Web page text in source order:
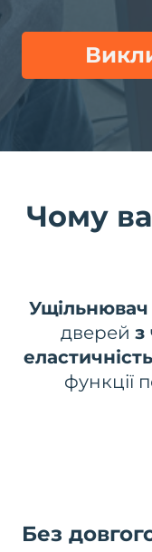
Чому
Ущільнювач
дверей з
еластичність
функції
Без